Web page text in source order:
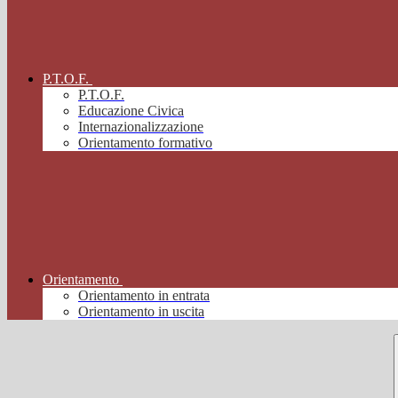
P.T.O.F.
P.T.O.F.
Educazione Civica
Internazionalizzazione
Orientamento formativo
Orientamento
Orientamento in entrata
Orientamento in uscita